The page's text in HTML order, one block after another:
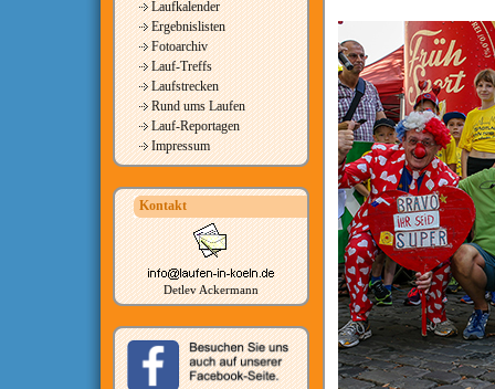
Laufkalender
Ergebnislisten
Fotoarchiv
Lauf-Treffs
Laufstrecken
Rund ums Laufen
Lauf-Reportagen
Impressum
Kontakt
Detlev Ackermann